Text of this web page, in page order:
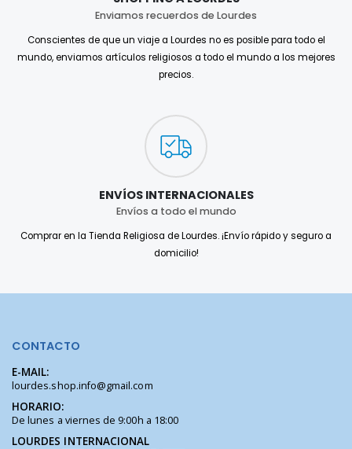
Enviamos recuerdos de Lourdes
Conscientes de que un viaje a Lourdes no es posible para todo el
mundo, enviamos artículos religiosos a todo el mundo a los mejores
precios.
ENVÍOS INTERNACIONALES
Envíos a todo el mundo
Comprar en la Tienda Religiosa de Lourdes. ¡Envío rápido y seguro a
domicilio!
CONTACTO
E-MAIL:
lourdes.shop.info@gmail.com
HORARIO:
De lunes a viernes de 9:00h a 18:00
LOURDES INTERNACIONAL